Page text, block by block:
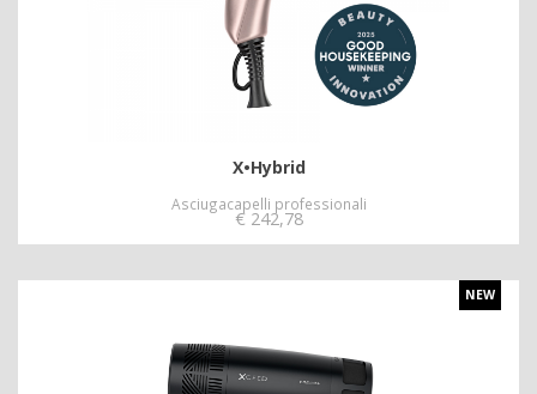
X•Hybrid
Asciugacapelli professionali
€ 242,78
NEW